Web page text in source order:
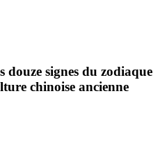
douze signes du zodiaque
chinoise ancienne